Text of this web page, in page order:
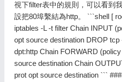
視下filter表中的規則，可以看到
設把80埠繫結為http。 ```shell [
iptables -L -t filter Chain INPUT
opt source destination DROP
dpt:http Chain FORWARD
source destination Chain
prot opt source destination ```